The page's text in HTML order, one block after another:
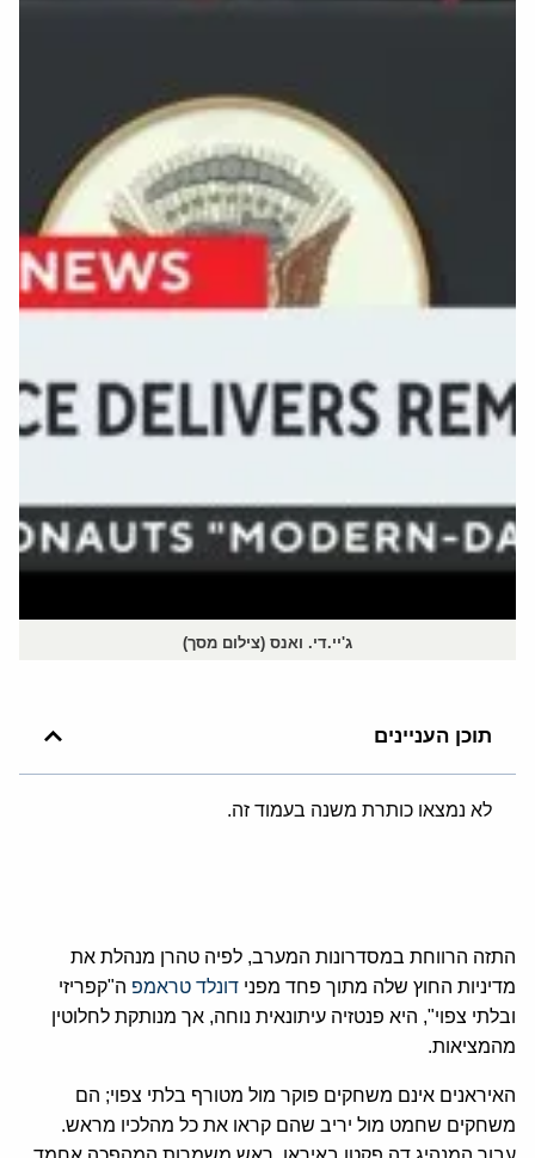
ג'יי.די. ואנס (צילום מסך)
תוכן העניינים
לא נמצאו כותרת משנה בעמוד זה.
התזה הרווחת במסדרונות המערב, לפיה טהרן מנהלת את
מדיניות החוץ שלה מתוך פחד מפני דונלד טראמפ ה"קפריזי
ובלתי צפוי", היא פנטזיה עיתונאית נוחה, אך מנותקת לחלוטין
מהמציאות.
האיראנים אינם משחקים פוקר מול מטורף בלתי צפוי; הם
משחקים שחמט מול יריב שהם קראו את כל מהלכיו מראש.